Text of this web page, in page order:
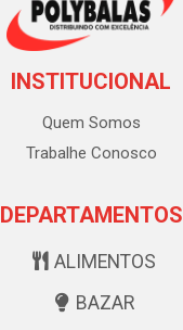
INSTITUCIONAL
Quem Somos
Trabalhe Conosco
DEPARTAMENTOS
ALIMENTOS
BAZAR